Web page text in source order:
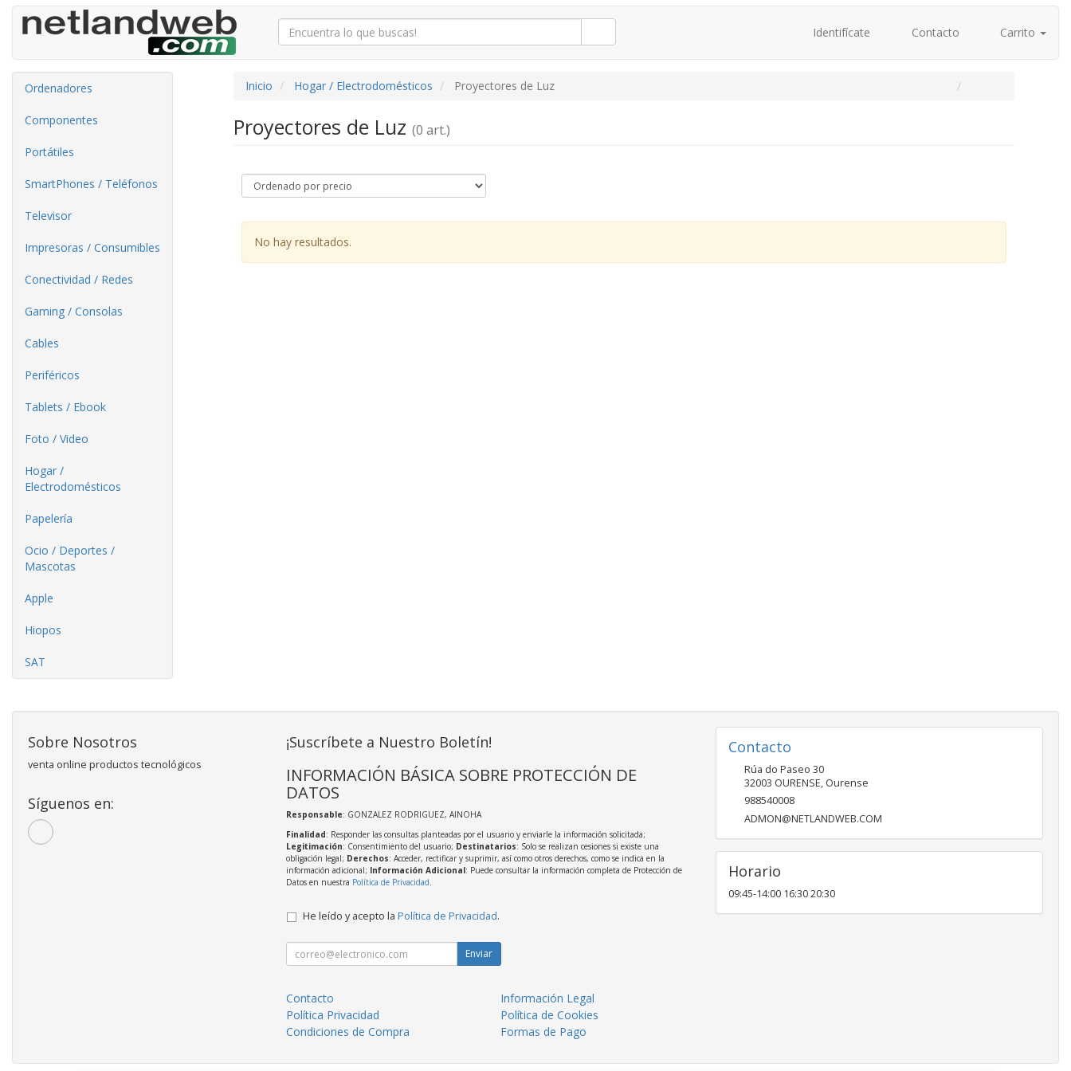
Identifícate Contacto Carrito
Ordenadores
Componentes
Portátiles
SmartPhones / Teléfonos
Televisor
Impresoras / Consumibles
Conectividad / Redes
Gaming / Consolas
Cables
Periféricos
Tablets / Ebook
Foto / Video
Hogar /
Electrodomésticos
Papelería
Ocio / Deportes /
Mascotas
Apple
Hiopos
SAT
Inicio Hogar / Electrodomésticos Proyectores de Luz
Proyectores de Luz (0 art.)
No hay resultados.
Sobre Nosotros
venta online productos tecnológicos
Síguenos en:
¡Suscríbete a Nuestro Boletín!
INFORMACIÓN BÁSICA SOBRE PROTECCIÓN DE
DATOS
Responsable: GONZALEZ RODRIGUEZ, AINOHA
Finalidad: Responder las consultas planteadas por el usuario y enviarle la información solicitada;
Legitimación: Consentimiento del usuario; Destinatarios: Solo se realizan cesiones si existe una
obligación legal; Derechos: Acceder, rectificar y suprimir, así como otros derechos, como se indica en la
información adicional; Información Adicional: Puede consultar la información completa de Protección de
Datos en nuestra Política de Privacidad.
He leído y acepto la Política de Privacidad.
Enviar
Contacto
Información Legal
Política Privacidad
Política de Cookies
Condiciones de Compra
Formas de Pago
Contacto
Rúa do Paseo 30
32003 OURENSE, Ourense
988540008
ADMON@NETLANDWEB.COM
Horario
09:45-14:00 16:30 20:30